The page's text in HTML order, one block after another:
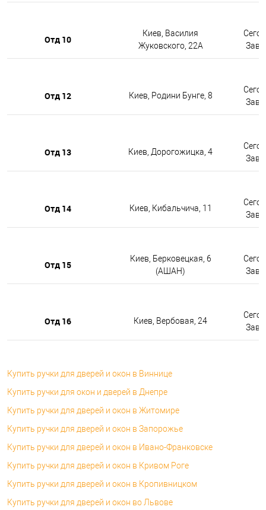
Отд 10
Киев, Василия
Жуковского, 22А
Отд 12 Киев, Родини Бунге, 8
Отд 13 Киев, Дорогожицка, 4
Отд 14 Киев, Кибальчича, 11
Отд 15
Киев, Берковецкая, 6
(АШАН)
Отд 16 Киев, Вербовая, 24
Купить ручки для дверей и окон в Виннице
Купить ручки для окон и дверей в Днепре
Купить ручки для дверей и окон в Житомире
Купить ручки для дверей и окон в Запорожье
Купить ручки для дверей и окон в Ивано-Франковске
Купить ручки для дверей и окон в Кривом Роге
Купить ручки для дверей и окон в Кропивницком
Купить ручки для дверей и окон во Львове